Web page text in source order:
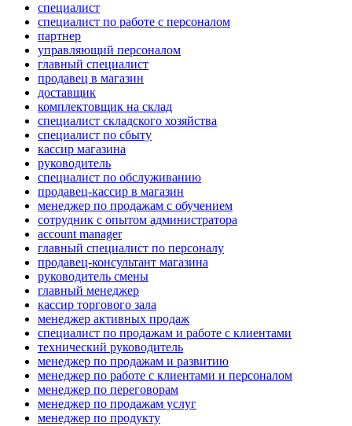
специалист
специалист по работе с персоналом
партнер
управляющий персоналом
главный специалист
продавец в магазин
доставщик
комплектовщик на склад
специалист складского хозяйства
специалист по сбыту
кассир магазина
руководитель
специалист по обслуживанию
продавец-кассир в магазин
менеджер по продажам с обучением
сотрудник с опытом администратора
account manager
главный специалист по персоналу
продавец-консультант магазина
руководитель смены
главный менеджер
кассир торгового зала
менеджер активных продаж
специалист по продажам и работе с клиентами
технический руководитель
менеджер по продажам и развитию
менеджер по работе с клиентами и персоналом
менеджер по переговорам
менеджер по продажам услуг
менеджер по продукту